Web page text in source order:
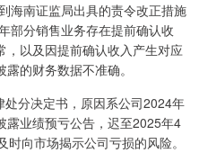
南证监局出具的责令改正措施
部分销售业务存在提前确认收
，以及因提前确认收入产生对应
的财务数据不准确。
分决定书，原因系公司2024年
露业绩预亏公告，迟至2025年4
向市场揭示公司亏损的风险。